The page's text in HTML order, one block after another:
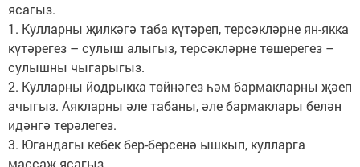
ясагыз.
1. Кулларны җилкәгә таба күтәреп, терсәкләрне ян-якка
күтәрегез – сулыш алыгыз, терсәкләрне төшерегез –
сулышны чыгарыгыз.
2. Кулларны йодрыкка төйнәгез һәм бармакларны җәеп
ачыгыз. Аякларны әле табаны, әле бармаклары белән
идәнгә терәлегез.
3. Югандагы кебек бер-берсенә ышкып, кулларга
массаж ясагыз.